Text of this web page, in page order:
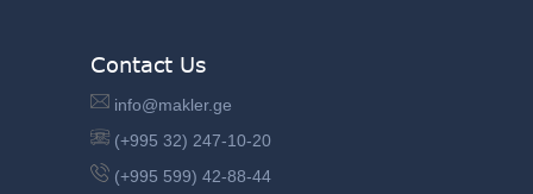
Contact Us
info@makler.ge
(+995 32) 247-10-20
(+995 599) 42-88-44